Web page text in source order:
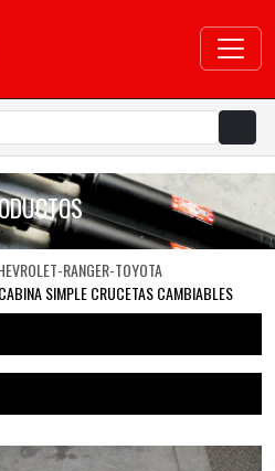
RANGER-TOYOTA
SIMPLE CRUCETAS CAMBIABLES